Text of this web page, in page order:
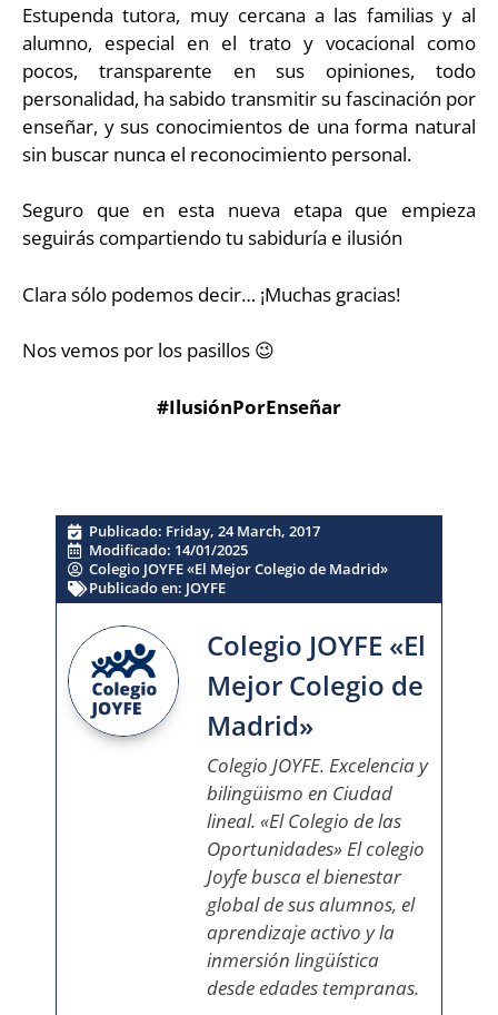
Estupenda tutora, muy cercana a las familias y al
alumno, especial en el trato y vocacional como
pocos, transparente en sus opiniones, todo
personalidad, ha sabido transmitir su fascinación por
enseñar, y sus conocimientos de una forma natural
sin buscar nunca el reconocimiento personal.
Seguro que en esta nueva etapa que empieza
seguirás compartiendo tu sabiduría e ilusión
Clara sólo podemos decir… ¡Muchas gracias!
Nos vemos por los pasillos 😉
#IlusiónPorEnseñar
Publicado: Friday, 24 March, 2017
Modificado: 14/01/2025
Colegio JOYFE «El Mejor Colegio de Madrid»
Publicado en: JOYFE
Colegio JOYFE «El
Mejor Colegio de
Madrid»
Colegio JOYFE. Excelencia y
bilingüismo en Ciudad
lineal. «El Colegio de las
Oportunidades» El colegio
Joyfe busca el bienestar
global de sus alumnos, el
aprendizaje activo y la
inmersión lingüística
desde edades tempranas.